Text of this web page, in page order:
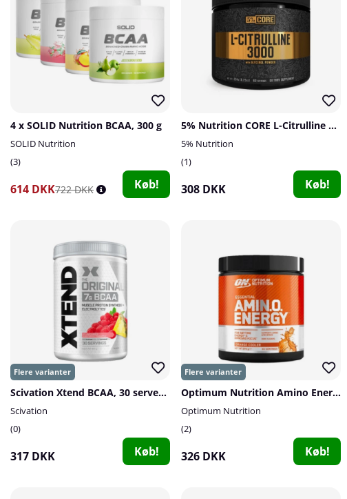
4 x SOLID Nutrition BCAA, 300 g
SOLID Nutrition
3
614 DKK722 DKK Køb!
5% Nutrition CORE L-Citrulline 3000, 60 serv.
5% Nutrition
1
308 DKK Køb!
Scivation Xtend BCAA, 30 serveringar
Scivation
0
317 DKK Køb!
Optimum Nutrition Amino Energy, 270 g
Optimum Nutrition
2
326 DKK Køb!